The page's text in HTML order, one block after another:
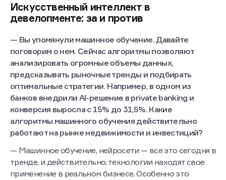
Искусственный интеллект в
девелопменте: за и против
— Вы упомянули машинное обучение. Давайте
поговорим о нем. Сейчас алгоритмы позволяют
анализировать огромные объемы данных,
предсказывать рыночные тренды и подбирать
оптимальные стратегии. Например, в одном из
банков внедрили AI-решение в private banking и
конверсия выросла с 15% до 31,5%. Какие
алгоритмы машинного обучения действительно
работают на рынке недвижимости и инвестиций?
— Машинное обучение, нейросети — все это сегодня в
тренде, и действительно, технологии находят свое
применение в реальном бизнесе. Особенно это